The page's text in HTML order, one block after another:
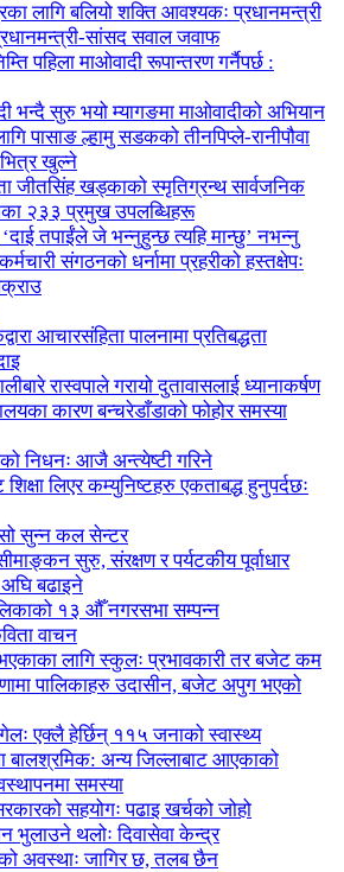
लागि बलियो शक्ति आवश्यकः प्रधानमन्त्री
सांसद सवाल जवाफ
पहिला माओवादी रूपान्तरण गर्नैपर्छ :
भन्दै सुरु भयो म्यागङमा माओवादीको अभियान
पासाङ ल्हामु सडकको तीनपिप्ले-रानीपौवा
खुल्ने
जीतसिंह खड्काको स्मृतिग्रन्थ सार्वजनिक
२३३ प्रमुख उपलब्धिहरू
तपाईंले जे भन्नुहुन्छ त्यहि मान्छु’ नभन्नु
संगठनको धर्नामा प्रहरीको हस्तक्षेपः
आचारसंहिता पालनामा प्रतिबद्धता
रास्वपाले गरायो दुतावासलाई ध्यानाकर्षण
कारण बन्चरेडाँडाको फोहोर समस्या
निधनः आजै अन्त्येष्टी गरिने
लिएर कम्युनिष्टहरु एकताबद्ध हुनुपर्दछः
सुन्न कल सेन्टर
सुरु, संरक्षण र पर्यटकीय पूर्वाधार
अघि बढाइने
१३ औँ नगरसभा सम्पन्न
वाचन
लागि स्कुलः प्रभावकारी तर बजेट कम
पालिकाहरु उदासीन, बजेट अपुग भएको
एक्लै हेर्छिन् ११५ जनाको स्वास्थ्य
बालश्रमिक: अन्य जिल्लाबाट आएकाको
समस्या
सहयोगः पढाइ खर्चको जोहो
भुलाउने थलोः दिवासेवा केन्द्र
अवस्थाः जागिर छ, तलब छैन